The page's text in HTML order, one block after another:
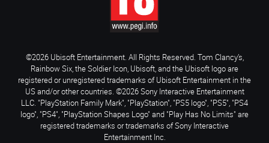
©2026 Ubisoft Entertainment. All Rights Reserved. Tom Clancy’s,
Rainbow Six, the Soldier Icon, Ubisoft, and the Ubisoft logo are
registered or unregistered trademarks of Ubisoft Entertainment in the
US and/or other countries. ©2026 Sony Interactive Entertainment
LLC. "PlayStation Family Mark", "PlayStation", "PS5 logo", "PS5", "PS4
logo", "PS4", "PlayStation Shapes Logo" and "Play Has No Limits" are
registered trademarks or trademarks of Sony Interactive
Entertainment Inc.